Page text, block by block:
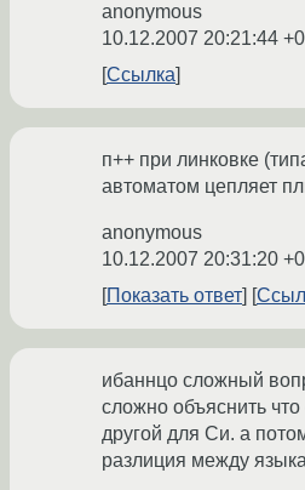
anonymous
10.12.2007 20:21:44
Ссылка
п++ при линковке
автоматом цепляет
anonymous
10.12.2007 20:31:20
Показать ответ
ибаннцо сложный
сложно объяснить
другой для Си. а
разлиция между